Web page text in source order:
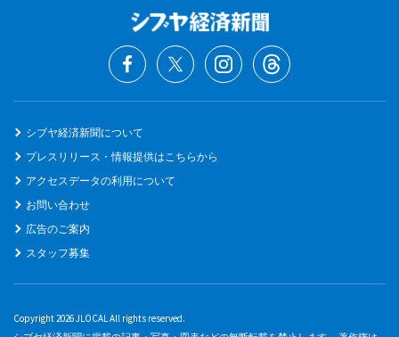
シブヤ経済新聞について
プレスリリース・情報提供はこちらから
アクセスデータの利用について
お問い合わせ
広告のご案内
スタッフ募集
Copyright 2026 JLOCAL All rights reserved.